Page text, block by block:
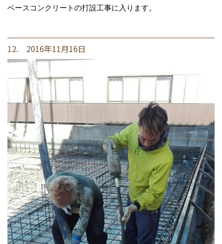
ベースコンクリートの打設工事に入ります。
12. 2016年11月16日